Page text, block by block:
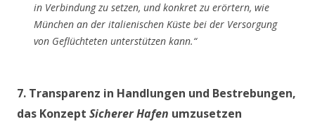
in Verbindung zu setzen, und konkret zu erörtern, wie
München an der italienischen Küste bei der Versorgung
von Geflüchteten unterstützen kann.“
7. Transparenz in Handlungen und Bestrebungen,
das Konzept Sicherer Hafen umzusetzen